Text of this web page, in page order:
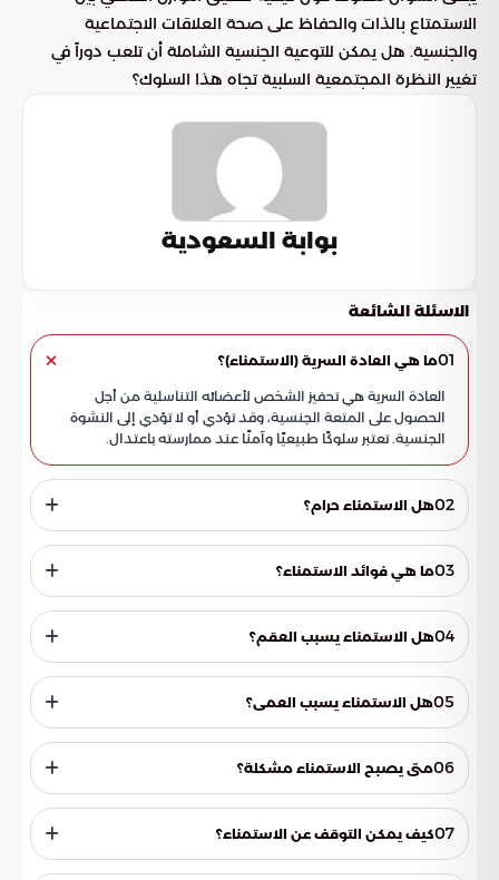
الاستمتاع بالذات والحفاظ على صحة العلاقات الاجتماعية
والجنسية. هل يمكن للتوعية الجنسية الشاملة أن تلعب دوراً في
تغيير النظرة المجتمعية السلبية تجاه هذا السلوك؟
بوابة السعودية
الاسئلة الشائعة
01ما هي العادة السرية (الاستمناء)؟
العادة السرية هي تحفيز الشخص لأعضائه التناسلية من أجل
الحصول على المتعة الجنسية، وقد تؤدي أو لا تؤدي إلى النشوة
الجنسية. تعتبر سلوكًا طبيعيًا وآمنًا عند ممارسته باعتدال.
02هل الاستمناء حرام؟
لا يقدم المقال رأيًا دينيًا حول الاستمناء، بل يركز على الجوانب
الطبية والعلمية للموضوع.03ما هي فوائد الاستمناء؟
للاستمناء فوائد عديدة، منها تحسين الصحة الجسدية والعقلية
والجنسية، وتعزيز الثقة بالنفس، وتخفيف التوتر، وتحسين النوم،
وتوفير المتعة الجنسية للأشخاص الذين لا يملكون شركاء.
04هل الاستمناء يسبب العقم؟
لا، الاستمناء لا يسبب العقم، وهذه خرافة شائعة.
05هل الاستمناء يسبب العمى؟
لا، الاستمناء لا يسبب العمى، وهذه خرافة أخرى شائعة.
06متى يصبح الاستمناء مشكلة؟
يصبح الاستمناء مشكلة عندما يتداخل مع الحياة اليومية، أو
العلاقات الاجتماعية، أو الأداء الوظيفي، أو عندما يؤدي إلى
مضاعفات غير مرغوبة مثل سرعة القذف أو تأخر القذف.
07كيف يمكن التوقف عن الاستمناء؟
يمكن التوقف عن الاستمناء عن طريق تحديد هدف، وتجنب العزلة،